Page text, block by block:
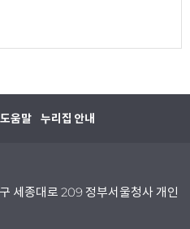
도움말 누리집 안내
세종대로 209 정부서울청사 개인